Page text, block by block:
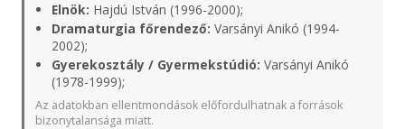
Elnök: Hajdú István (1996-2000);
Dramaturgia főrendező: Varsányi Anikó (1994-
2002);
Gyerekosztály / Gyermekstúdió: Varsányi Anikó
(1978-1999);
Az adatokban ellentmondások előfordulhatnak a források
bizonytalansága miatt.